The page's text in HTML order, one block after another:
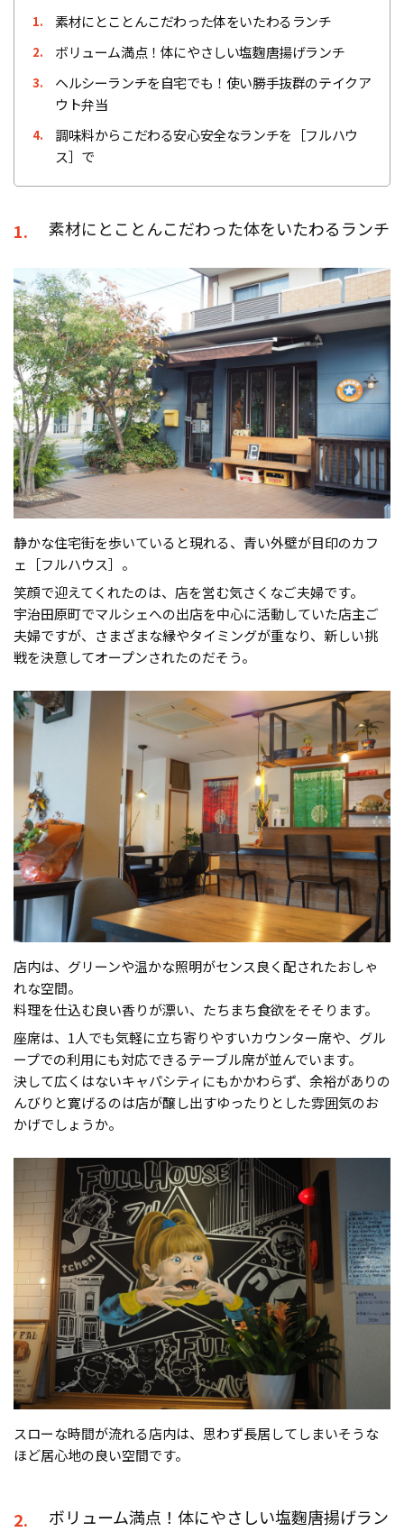
1. 素材にとことんこだわった体をいたわるランチ
2. ボリューム満点！体にやさしい塩麴唐揚げランチ
3.
ヘルシーランチを自宅でも！使い勝手抜群のテイクア
ウト弁当
4.
調味料からこだわる安心安全なランチを［フルハウ
ス］で
1. 素材にとことんこだわった体をいたわるランチ
静かな住宅街を歩いていると現れる、青い外壁が目印のカフ
ェ［フルハウス］。
笑顔で迎えてくれたのは、店を営む気さくなご夫婦です。
宇治田原町でマルシェへの出店を中心に活動していた店主ご
夫婦ですが、さまざまな縁やタイミングが重なり、新しい挑
戦を決意してオープンされたのだそう。
店内は、グリーンや温かな照明がセンス良く配されたおしゃ
れな空間。
料理を仕込む良い香りが漂い、たちまち食欲をそそります。
座席は、1人でも気軽に立ち寄りやすいカウンター席や、グル
ープでの利用にも対応できるテーブル席が並んでいます。
決して広くはないキャパシティにもかかわらず、余裕がありの
んびりと寛げるのは店が醸し出すゆったりとした雰囲気のお
かげでしょうか。
スローな時間が流れる店内は、思わず長居してしまいそうな
ほど居心地の良い空間です。
2.
ボリューム満点！体にやさしい塩麴唐揚げラン